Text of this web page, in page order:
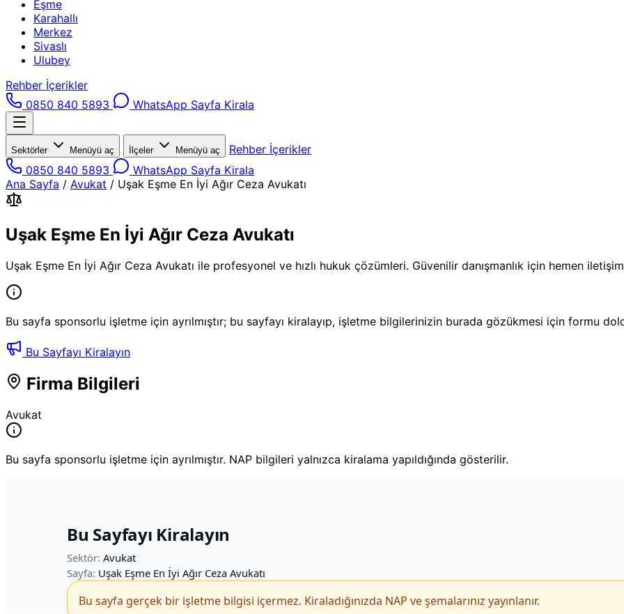
Eşme
Karahallı
Merkez
Sivaslı
Ulubey
Rehber İçerikler
0850 840 5893
WhatsApp Sayfa Kirala
Sektörler Menüyü aç İlçeler Menüyü aç
Rehber İçerikler
0850 840 5893
WhatsApp Sayfa Kirala
Ana Sayfa / Avukat / Uşak Eşme En İyi Ağır Ceza Avukatı
Uşak Eşme En İyi Ağır Ceza Avukatı
Uşak Eşme En İyi Ağır Ceza Avukatı ile profesyonel ve hızlı hukuk çözümleri. Güvenilir danışmanlık için hemen
Bu sayfa sponsorlu işletme için ayrılmıştır; bu sayfayı kiralayıp, işletme bilgilerinizin burada gözükmesi için formu
Bu Sayfayı Kiralayın
Firma Bilgileri
Avukat
Bu sayfa sponsorlu işletme için ayrılmıştır. NAP bilgileri yalnızca kiralama yapıldığında gösterilir.
Bu Sayfayı Kiralayın
Sektör: Avukat
Sayfa: Uşak Eşme En İyi Ağır Ceza Avukatı
Bu sayfa gerçek bir işletme bilgisi içermez. Kiraladığınızda NAP ve şemalarınız yayınlanır.